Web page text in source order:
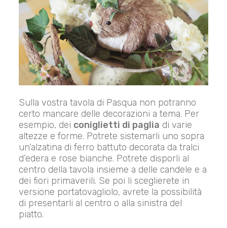
Sulla vostra tavola di Pasqua non potranno
certo mancare delle decorazioni a tema. Per
esempio, dei coniglietti di paglia di varie
altezze e forme. Potrete sistemarli uno sopra
un’alzatina di ferro battuto decorata da tralci
d’edera e rose bianche. Potrete disporli al
centro della tavola insieme a delle candele e a
dei fiori primaverili. Se poi li sceglierete in
versione portatovagliolo, avrete la possibilità
di presentarli al centro o alla sinistra del
piatto.